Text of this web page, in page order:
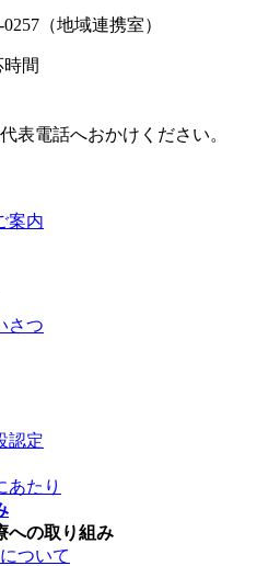
0257 （地域連携室）
間
表電話へおかけください。
案内
さつ
認定
あたり
への取り組み
ついて